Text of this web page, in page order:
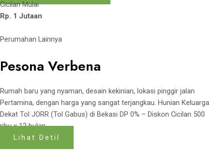
Cicilan Mulai
Rp. 1 Jutaan
Perumahan Lainnya
Pesona Verbena
Rumah baru yang nyaman, desain kekinian, lokasi pinggir jalan
Pertamina, dengan harga yang sangat terjangkau. Hunian Keluarga
Dekat Tol JORR (Tol Gabus) di Bekasi DP 0% – Diskon Cicilan 500
ribu x 12 bulan
Lihat Detil